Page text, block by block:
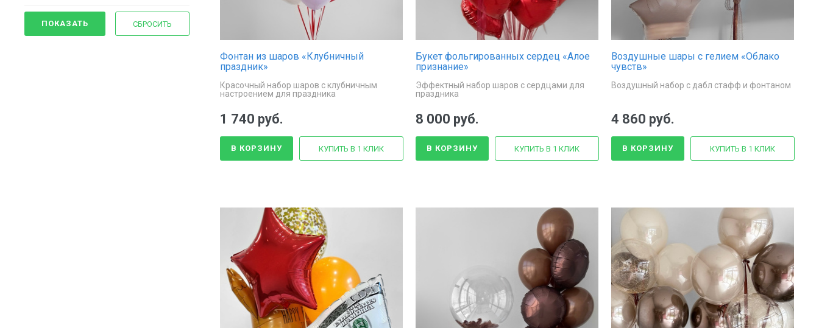
Фиолетовый
Для мамы
ПОКАЗАТЬ СБРОСИТЬ
Фонтан из шаров «Клубничный
праздник»
Красочный набор шаров с клубничным
настроением для праздника
1 740 руб.
В КОРЗИНУ КУПИТЬ В 1 КЛИК
Букет фольгированных сердец «Алое
признание»
Эффектный набор шаров с сердцами для
праздника
8 000 руб.
В КОРЗИНУ КУПИТЬ В 1 КЛИК
Воздушные шары с гелием «Облако
чувств»
Воздушный набор с дабл стафф и фонтаном
4 860 руб.
В КОРЗИНУ КУПИТЬ В 1 КЛИК